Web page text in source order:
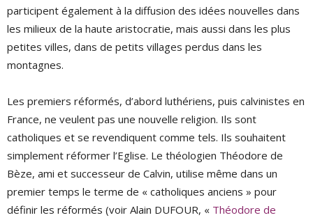
participent également à la diffusion des idées nouvelles dans
les milieux de la haute aristocratie, mais aussi dans les plus
petites villes, dans de petits villages perdus dans les
montagnes.
Les premiers réformés, d’abord luthériens, puis calvinistes en
France, ne veulent pas une nouvelle religion. Ils sont
catholiques et se revendiquent comme tels. Ils souhaitent
simplement réformer l’Eglise. Le théologien Théodore de
Bèze, ami et successeur de Calvin, utilise même dans un
premier temps le terme de « catholiques anciens » pour
définir les réformés (voir Alain DUFOUR, « Théodore de